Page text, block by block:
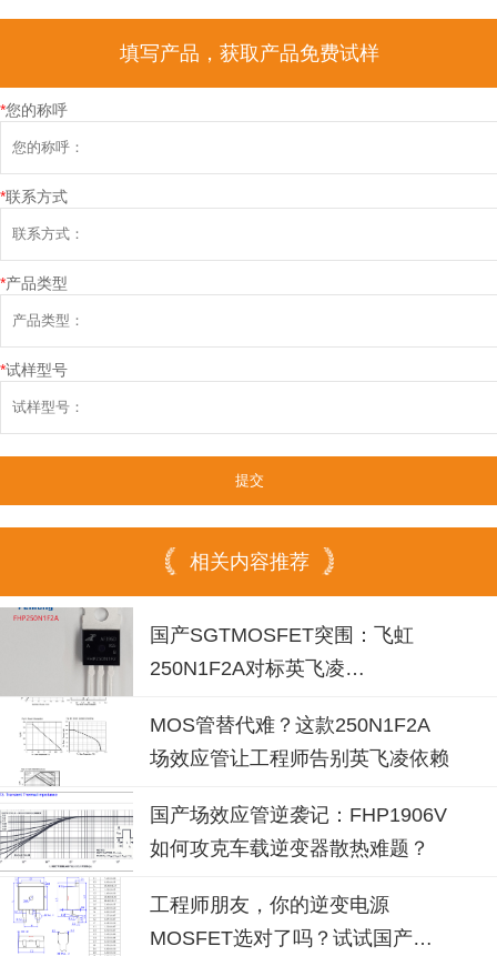
填写产品，获取产品免费试样
*您的称呼
*联系方式
*产品类型
*试样型号
相关内容推荐
国产SGTMOSFET突围：飞虹
250N1F2A对标英飞凌
践
MOS管替代难？这款250N1F2A
场效应管让工程师告别英飞凌依赖
国产场效应管逆袭记：FHP1906V
如何攻克车载逆变器散热难题？
工程师朋友，你的逆变电源
MOSFET选对了吗？试试国产